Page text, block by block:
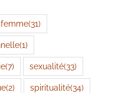
(31)
(1)
(7) sexualité(33)
(2) spiritualité(34)